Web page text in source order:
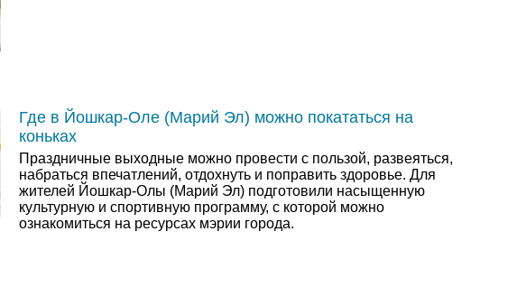
Где в Йошкар-Оле (Марий Эл) можно покататься на
коньках
Праздничные выходные можно провести с пользой, развеяться,
набраться впечатлений, отдохнуть и поправить здоровье. Для
жителей Йошкар-Олы (Марий Эл) подготовили насыщенную
культурную и спортивную программу, с которой можно
ознакомиться на ресурсах мэрии города.